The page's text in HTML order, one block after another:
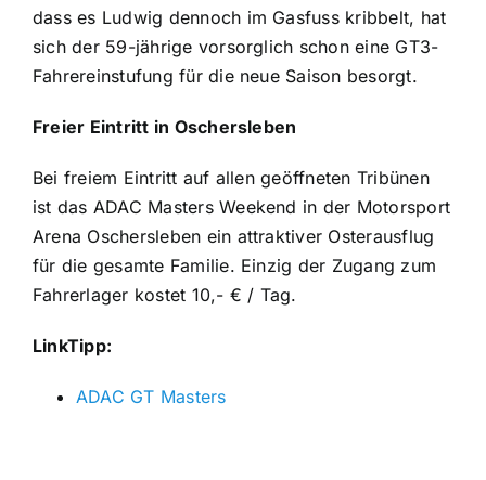
dass es Ludwig dennoch im Gasfuss kribbelt, hat
sich der 59-jährige vorsorglich schon eine GT3-
Fahrereinstufung für die neue Saison besorgt.
Freier Eintritt in Oschersleben
Bei freiem Eintritt auf allen geöffneten Tribünen
ist das ADAC Masters Weekend in der Motorsport
Arena Oschersleben ein attraktiver Osterausflug
für die gesamte Familie. Einzig der Zugang zum
Fahrerlager kostet 10,- € / Tag.
LinkTipp:
ADAC GT Masters